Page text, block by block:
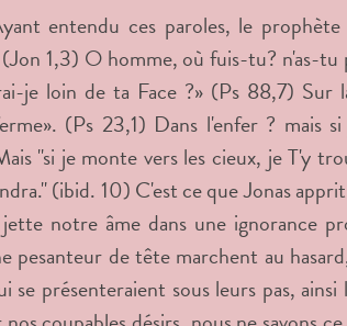
entendu ces paroles, le
1,3) O homme, où fuis-tu? n'as-
je loin de ta Face ?» (Ps 88,7) Sur
(Ps 23,1) Dans l'enfer ? mais
"si je monte vers les cieux, je T'y
(ibid. 10) C'est ce que Jonas
notre âme dans une ignorance
pesanteur de tête marchent au
se présenteraient sous leurs pas,